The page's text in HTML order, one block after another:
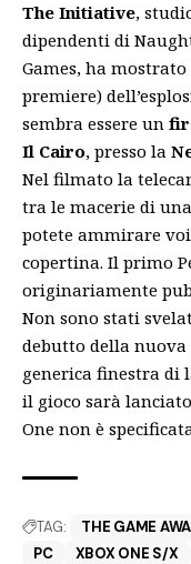
The Initiative,
dipendenti di
Games, ha
premiere)
sembra essere un
Il Cairo, presso la
Nel filmato la
tra le macerie di
potete ammirare
copertina. Il primo
originariamente
Non sono stati
debutto della
generica finestra di
il gioco sarà
One non è
TAG: THE GAME
PC
XBOX ONE S/X